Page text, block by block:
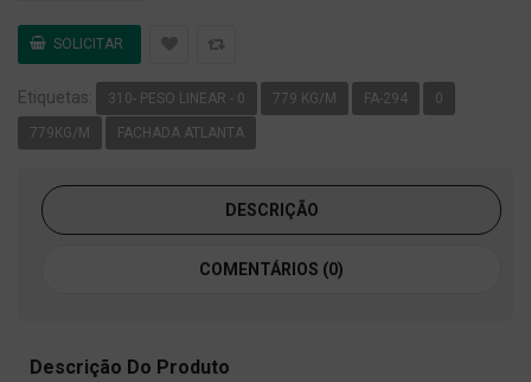
Etiquetas: 310- PESO LINEAR - 0 779 KG/M FA-294 0
779KG/M FACHADA ATLANTA
DESCRIÇÃO
COMENTÁRIOS (0)
Descrição Do Produto